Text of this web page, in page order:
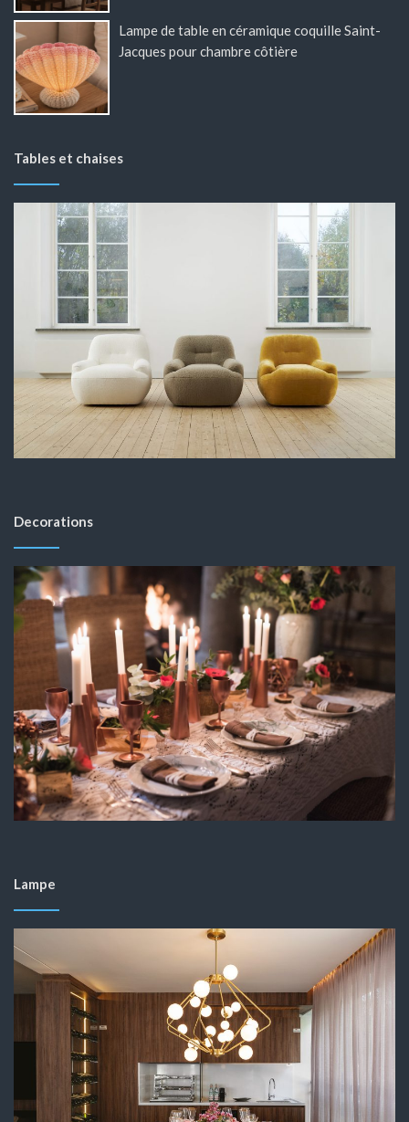
Lampe de table en céramique coquille Saint-
Jacques pour chambre côtière
Tables et chaises
Decorations
Lampe